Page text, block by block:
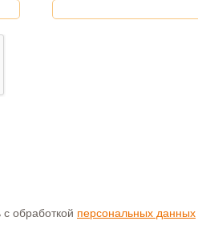
обработкой персональных данных